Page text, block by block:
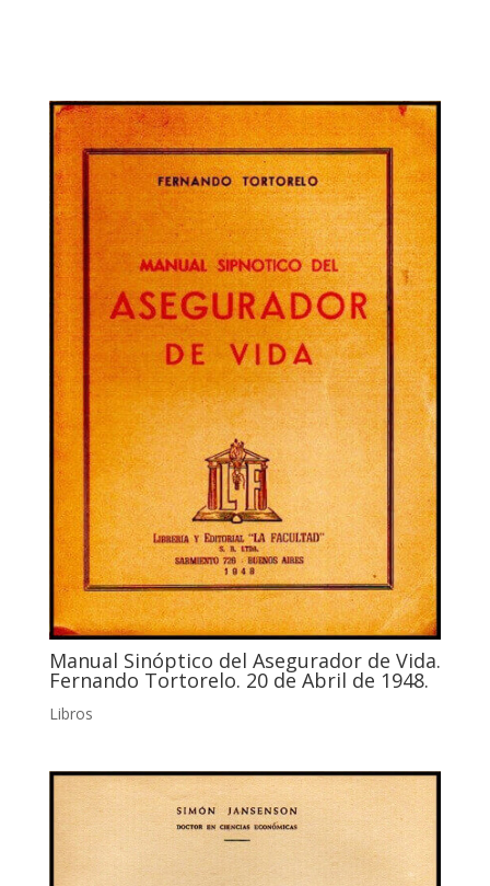
Manual Sinóptico del Asegurador de Vida.
Fernando Tortorelo. 20 de Abril de 1948.
Libros